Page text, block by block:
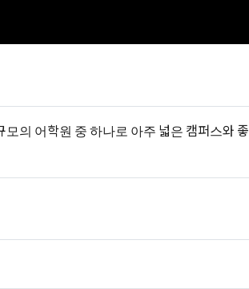
의 어학원 중 하나로 아주 넓은 캠퍼스와 좋